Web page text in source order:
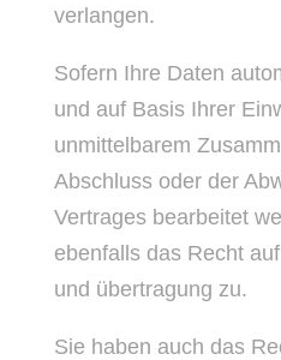
verlangen.
Sofern Ihre Daten
und auf Basis Ihrer
unmittelbarem
Abschluss oder der
Vertrages bearbeitet
ebenfalls das Recht
und übertragung zu.
Sie haben auch das